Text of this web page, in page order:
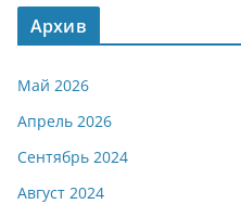
Архив
Май 2026
Апрель 2026
Сентябрь 2024
Август 2024